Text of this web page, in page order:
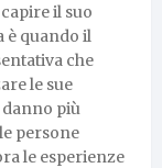
il suo
è quando il
che
le sue
più
persone
le esperienze